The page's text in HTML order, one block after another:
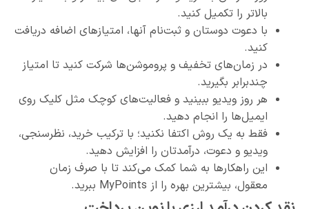
بالاتر را تکمیل کنید.
با دعوت دوستان و ثبت‌نام آنها، امتیازهای اضافه دریافت
کنید.
در زمان‌های تخفیف و پروموشن‌ها شرکت کنید تا امتیاز
چندبرابر بگیرید.
هر روز ویدیو ببینید و فعالیت‌های کوچک مثل کلیک روی
ایمیل‌ها را انجام دهید.
فقط به یک روش اکتفا نکنید؛ با ترکیب خرید، نظرسنجی،
ویدیو و دعوت، درآمدتان را افزایش دهید.
این راهکارها به شما کمک می‌کند تا با صرف زمان
معقول، بیشترین بهره را از MyPoints ببرید.